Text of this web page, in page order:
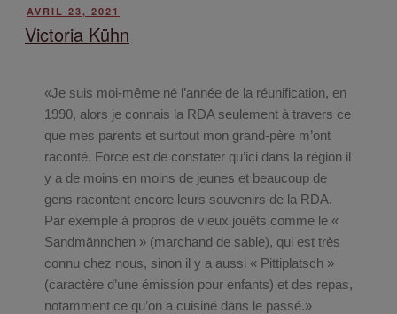
AVRIL 23, 2021
Victoria Kühn
«Je suis moi-même né l’année de la réunification, en
1990, alors je connais la RDA seulement à travers ce
que mes parents et surtout mon grand-père m’ont
raconté. Force est de constater qu’ici dans la région il
y a de moins en moins de jeunes et beaucoup de
gens racontent encore leurs souvenirs de la RDA.
Par exemple à propros de vieux jouëts comme le «
Sandmännchen » (marchand de sable), qui est très
connu chez nous, sinon il y a aussi « Pittiplatsch »
(caractère d’une émission pour enfants) et des repas,
notamment ce qu’on a cuisiné dans le passé.»